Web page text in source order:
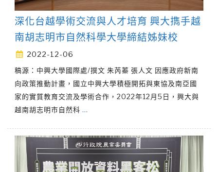
深化台越學術交流與人才培育 興大擕手越
南胡志明市自然科學大學締結姊妹校
2022-12-06
稿源：中興大學國際處/撰文 朱芮蓁 張人文 因應政府新南
向政策推動計畫，國立中興大學積極開拓與東協及南亞國
家的實質教育交流及學術合作，2022年12月5日，興大與
越南胡志明市自然科 …